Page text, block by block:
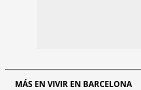
MÁS EN VIVIR EN BARCELONA